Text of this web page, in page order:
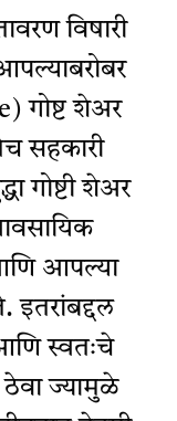
विषारी
गोष्ट शेअर
सहकारी
गोष्टी शेअर
आपल्या
इतरांबद्दल
स्वतःचे
ज्यामुळे